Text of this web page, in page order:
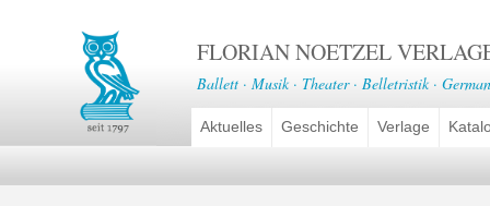
FLORIAN NOETZEL
Ballett · Musik · Theater · Belletristik ·
Aktuelles Geschichte Verlage